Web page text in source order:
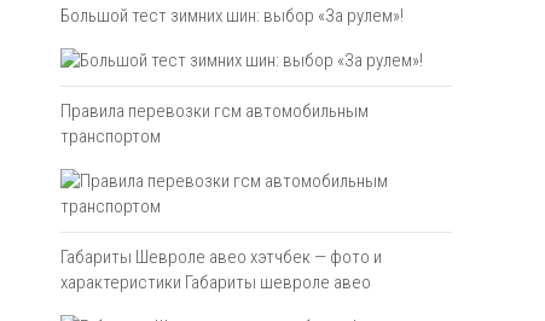
Большой тест зимних шин: выбор «За рулем»!
Правила перевозки гсм автомобильным
транспортом
Габариты Шевроле авео хэтчбек — фото и
характеристики Габариты шевроле авео